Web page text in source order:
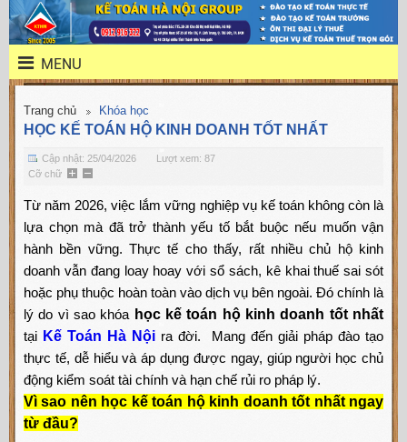
MENU
Trang chủ Khóa học
HỌC KẾ TOÁN HỘ KINH DOANH TỐT NHẤT
Cập nhật: 25/04/2026
Lượt xem: 87
Cỡ chữ
Từ năm 2026, việc lắm vững nghiệp vụ kế toán không còn là
lựa chọn mà đã trở thành yếu tố bắt buộc nếu muốn vận
hành bền vững. Thực tế cho thấy, rất nhiều chủ hộ kinh
doanh vẫn đang loay hoay với sổ sách, kê khai thuế sai sót
hoặc phụ thuộc hoàn toàn vào dịch vụ bên ngoài. Đó chính là
lý do vì sao khóa học kế toán hộ kinh doanh tốt nhất
tại Kế Toán Hà Nội ra đời. Mang đến giải pháp đào tạo
thực tế, dễ hiểu và áp dụng được ngay, giúp người học chủ
động kiểm soát tài chính và hạn chế rủi ro pháp lý.
Vì sao nên học kế toán hộ kinh doanh tốt nhất ngay
từ đầu?